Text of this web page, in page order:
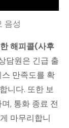
음성
해피콜(사후
담원은 긴급 출
만족도를 확
니다. 또한 보
, 통화 종료 전
마무리합니